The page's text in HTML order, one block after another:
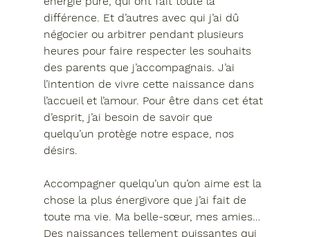
différence. Et d’autres avec qui j’ai dû
négocier ou arbitrer pendant plusieurs
heures pour faire respecter les souhaits
des parents que j’accompagnais. J’ai
l’intention de vivre cette naissance dans
l’accueil et l’amour. Pour être dans cet état
d’esprit, j’ai besoin de savoir que
quelqu’un protège notre espace, nos
désirs.
Accompagner quelqu’un qu’on aime est la
chose la plus énergivore que j’ai fait de
toute ma vie. Ma belle-sœur, mes amies…
Des naissances tellement puissantes qui